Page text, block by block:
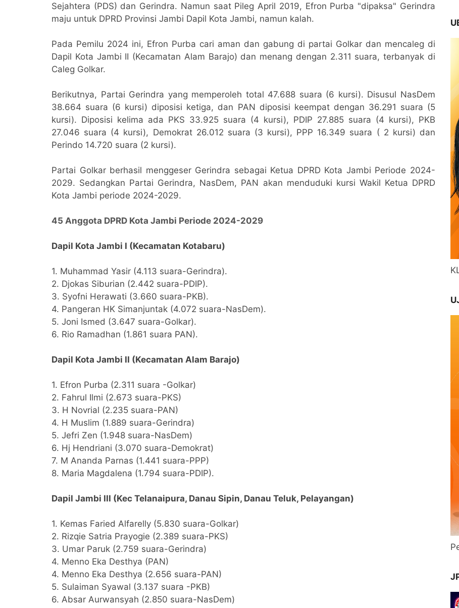
Sejahtera (PDS) dan Gerindra. Namun saat Pileg April 2019, Efron Purba "dipaksa" Gerindra
maju untuk DPRD Provinsi Jambi Dapil Kota Jambi, namun kalah.
Pada Pemilu 2024 ini, Efron Purba cari aman dan gabung di partai Golkar dan mencaleg di
Dapil Kota Jambi II (Kecamatan Alam Barajo) dan menang dengan 2.311 suara, terbanyak di
Caleg Golkar.
Berikutnya, Partai Gerindra yang memperoleh total 47.688 suara (6 kursi). Disusul NasDem
38.664 suara (6 kursi) diposisi ketiga, dan PAN diposisi keempat dengan 36.291 suara (5
kursi). Diposisi kelima ada PKS 33.925 suara (4 kursi), PDIP 27.885 suara (4 kursi), PKB
27.046 suara (4 kursi), Demokrat 26.012 suara (3 kursi), PPP 16.349 suara ( 2 kursi) dan
Perindo 14.720 suara (2 kursi).
Partai Golkar berhasil menggeser Gerindra sebagai Ketua DPRD Kota Jambi Periode 2024-
2029. Sedangkan Partai Gerindra, NasDem, PAN akan menduduki kursi Wakil Ketua DPRD
Kota Jambi periode 2024-2029.
45 Anggota DPRD Kota Jambi Periode 2024-2029
Dapil Kota Jambi I (Kecamatan Kotabaru)
1. Muhammad Yasir (4.113 suara-Gerindra).
2. Djokas Siburian (2.442 suara-PDIP).
3. Syofni Herawati (3.660 suara-PKB).
4. Pangeran HK Simanjuntak (4.072 suara-NasDem).
5. Joni Ismed (3.647 suara-Golkar).
6. Rio Ramadhan (1.861 suara PAN).
Dapil Kota Jambi II (Kecamatan Alam Barajo)
1. Efron Purba (2.311 suara -Golkar)
2. Fahrul Ilmi (2.673 suara-PKS)
3. H Novrial (2.235 suara-PAN)
4. H Muslim (1.889 suara-Gerindra)
5. Jefri Zen (1.948 suara-NasDem)
6. Hj Hendriani (3.070 suara-Demokrat)
7. M Ananda Parnas (1.441 suara-PPP)
8. Maria Magdalena (1.794 suara-PDIP).
Dapil Jambi III (Kec Telanaipura, Danau Sipin, Danau Teluk, Pelayangan)
1. Kemas Faried Alfarelly (5.830 suara-Golkar)
2. Rizqie Satria Prayogie (2.389 suara-PKS)
3. Umar Paruk (2.759 suara-Gerindra)
4. Menno Eka Desthya (PAN)
4. Menno Eka Desthya (2.656 suara-PAN)
5. Sulaiman Syawal (3.137 suara -PKB)
6. Absar Aurwansyah (2.850 suara-NasDem)